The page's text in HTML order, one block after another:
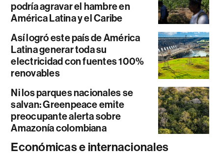
podría agravar el hambre en
América Latina y el Caribe
Así logró este país de América
Latina generar toda su
electricidad con fuentes 100%
renovables
Ni los parques nacionales se
salvan: Greenpeace emite
preocupante alerta sobre
Amazonía colombiana
Económicas e internacionales